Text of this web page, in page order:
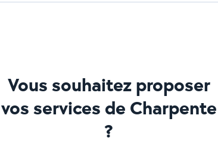
Vous souhaitez proposer
vos services de Charpente
?